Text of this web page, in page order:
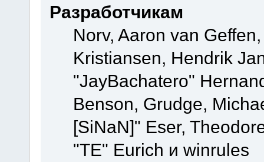
Разработчикам
Norv, Aaron van
Kristiansen, Hendrik
"JayBachatero"
Benson, Grudge,
[SiNaN]" Eser,
"TE" Eurich и winrules